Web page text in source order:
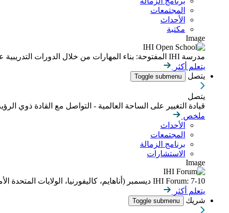
المجتمعات
الأحداث
مكتبة
Image
مدرسة IHI المفتوحة: بناء المهارات من خلال الدورات التدريبية عبر الإنترنت التي يمكن التحكم بوتيرتها
يتعلم أكثر
يتصل
Toggle submenu
يتصل
قيادة التغيير على الساحة العالمية - التواصل مع القادة ذوي
ملخص
الأحداث
المجتمعات
برنامج الزمالة
الاستشارات
Image
IHI Forum: 7-10 ديسمبر (أناهايم، كاليفورنيا، الولايات المتحدة الأمريكية)
يتعلم أكثر
شريك
Toggle submenu